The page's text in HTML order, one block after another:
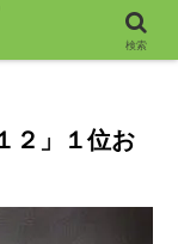
２」１位お
検索